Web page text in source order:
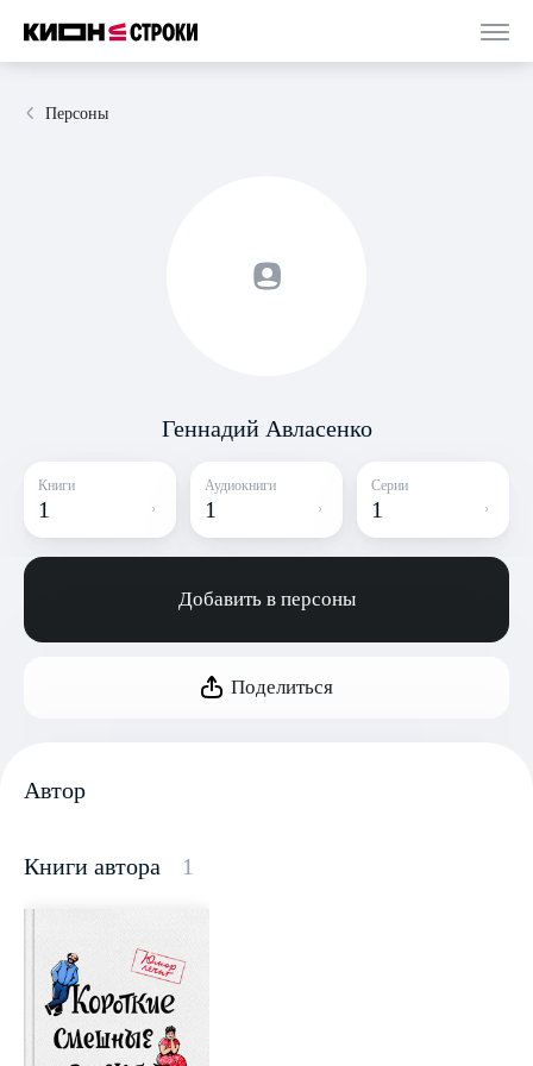
Персоны
Геннадий Авласенко
Книги
1
Аудиокниги
1
Серии
1
Добавить в персоны
Поделиться
Автор
Книги автора 1